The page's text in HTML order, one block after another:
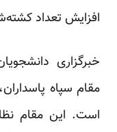
افزایش تعداد
خبرگزاری
مقام سپاه
است. این مقام